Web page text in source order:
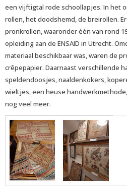
een vijftigtal rode schoollapjes. In het
rollen, het doodshemd, de breirollen.
pronkrollen, waaronder één van rond
opleiding aan de ENSAID in Utrecht.
materiaal beschikbaar was, waren de
crêpepapier. Daarnaast verschillende
speldendoosjes, naaldenkokers,
wieltjes, een heuse
nog veel meer.